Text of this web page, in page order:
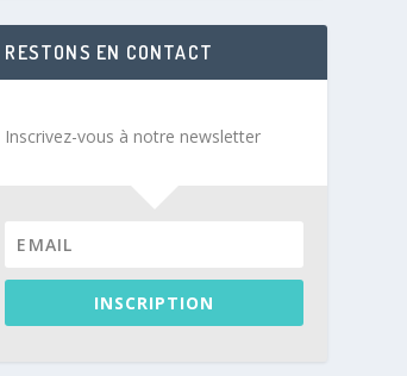
RESTONS EN CONTACT
Inscrivez-vous à notre newsletter
INSCRIPTION